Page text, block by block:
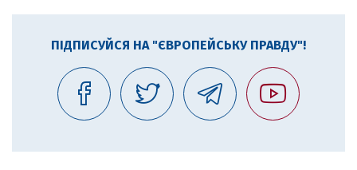
ПІДПИСУЙСЯ НА "ЄВРОПЕЙСЬКУ ПРАВДУ"!